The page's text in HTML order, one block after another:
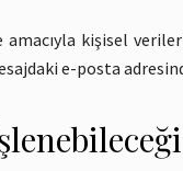
kişisel
e-posta